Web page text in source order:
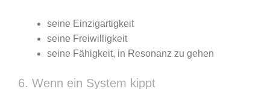
seine Einzigartigkeit
seine Freiwilligkeit
seine Fähigkeit, in Resonanz zu gehen
6. Wenn ein System kippt